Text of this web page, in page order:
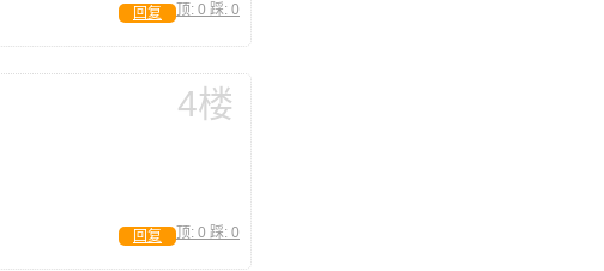
顶: 0 踩: 0
回复
4楼
顶: 0 踩: 0
回复